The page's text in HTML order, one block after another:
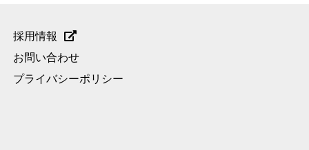
採用情報
お問い合わせ
プライバシーポリシー